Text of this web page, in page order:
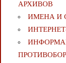
АРХИВОВ
ИМЕНА И